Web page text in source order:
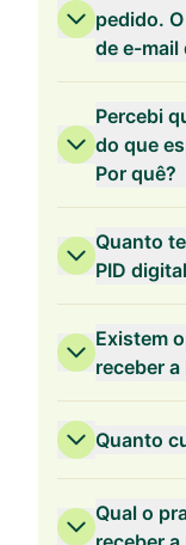
pedido.
de e-mail
Percebi
do que
Por quê?
Quanto
PID
Existem
receber a
Quanto
Qual o